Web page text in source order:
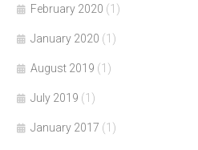
February 2020 (1)
January 2020 (1)
August 2019 (1)
July 2019 (1)
January 2017 (1)